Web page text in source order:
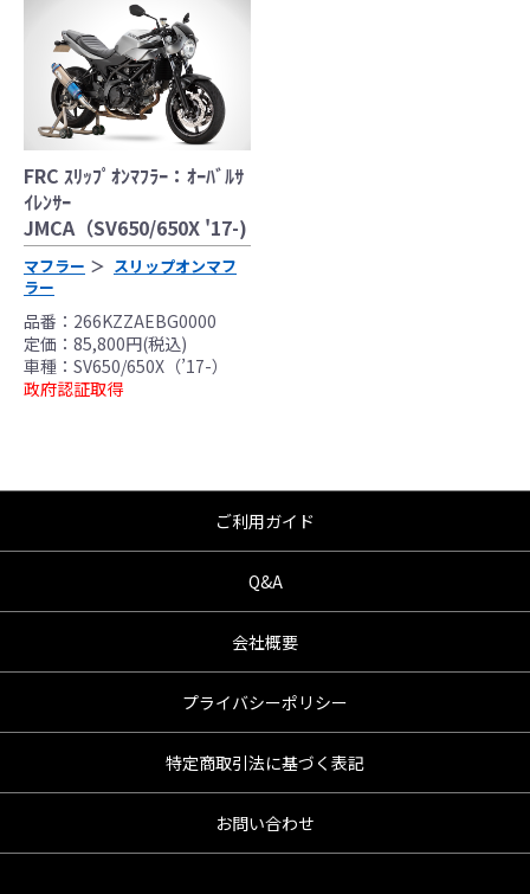
FRC ｽﾘｯﾌﾟｵﾝﾏﾌﾗｰ：ｵｰﾊﾞﾙｻ
ｲﾚﾝｻｰ
JMCA（SV650/650X '17-)
マフラー
スリップオンマフ
ラー
品番：266KZZAEBG0000
定価：85,800円(税込)
車種：SV650/650X（’17-）
政府認証取得
●国内で開催される全ての競技に対応するわけ
ではございません。
レースでの使用に際しては、主催者が発行す
る競技規則を確認の上、お客様ご自身の判断
により装着をお願い致します。
●取り付けについては専門の資格と知識・経験
を有した整備士が、指定のサービスマニュア
ル、指定の基準に基づいた取り付けを行って
ください。
なお、取付時、使用時、その他で起きた全て
く、商品の返品、クレーム等も受付できませ
んので、あらかじめご了承ください。
●商品の仕様・価格につきましては事前の予告
すのでご了承願います。
ご利用ガイド
Q&A
会社概要
プライバシーポリシー
特定商取引法に基づく表記
お問い合わせ